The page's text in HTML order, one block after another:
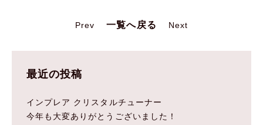
Prev 一覧へ戻る Next
最近の投稿
インプレア クリスタルチューナー
今年も大変ありがとうございました！